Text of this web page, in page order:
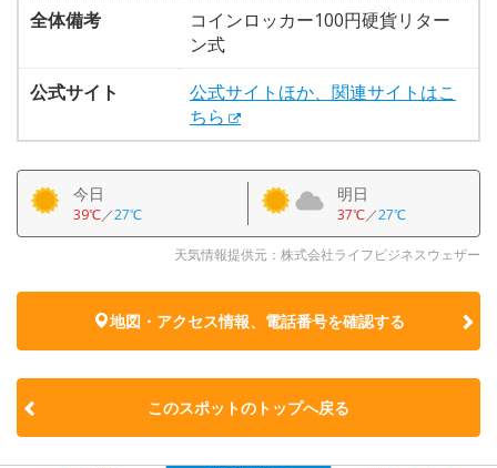
全体備考
コインロッカー100円硬貨リター
ン式
公式サイト
公式サイトほか、関連サイトはこ
ちら
今日
39℃／27℃
明日
37℃／27℃
天気情報提供元：株式会社ライフビジネスウェザー
地図・アクセス情報、電話番号を確認する
このスポットのトップへ戻る